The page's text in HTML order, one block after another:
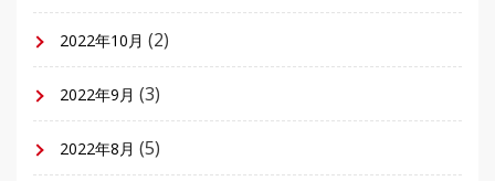
2022年10月 (2)
2022年9月 (3)
2022年8月 (5)